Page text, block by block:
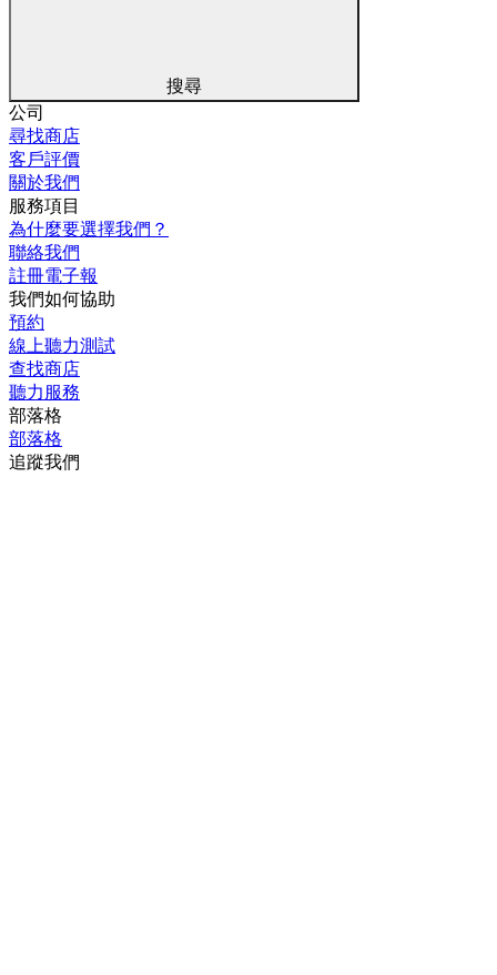
搜尋
公司
尋找商店
客戶評價
關於我們
服務項目
為什麼要選擇我們？
聯絡我們
註冊電子報
我們如何協助
預約
線上聽力測試
查找商店
聽力服務
部落格
部落格
追蹤我們